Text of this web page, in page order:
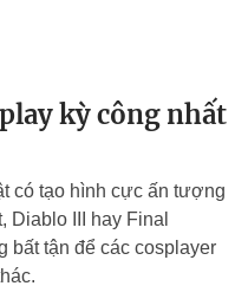
kỳ công nhất
có tạo hình cực ấn tượng
Diablo III hay Final
tận để các cosplayer